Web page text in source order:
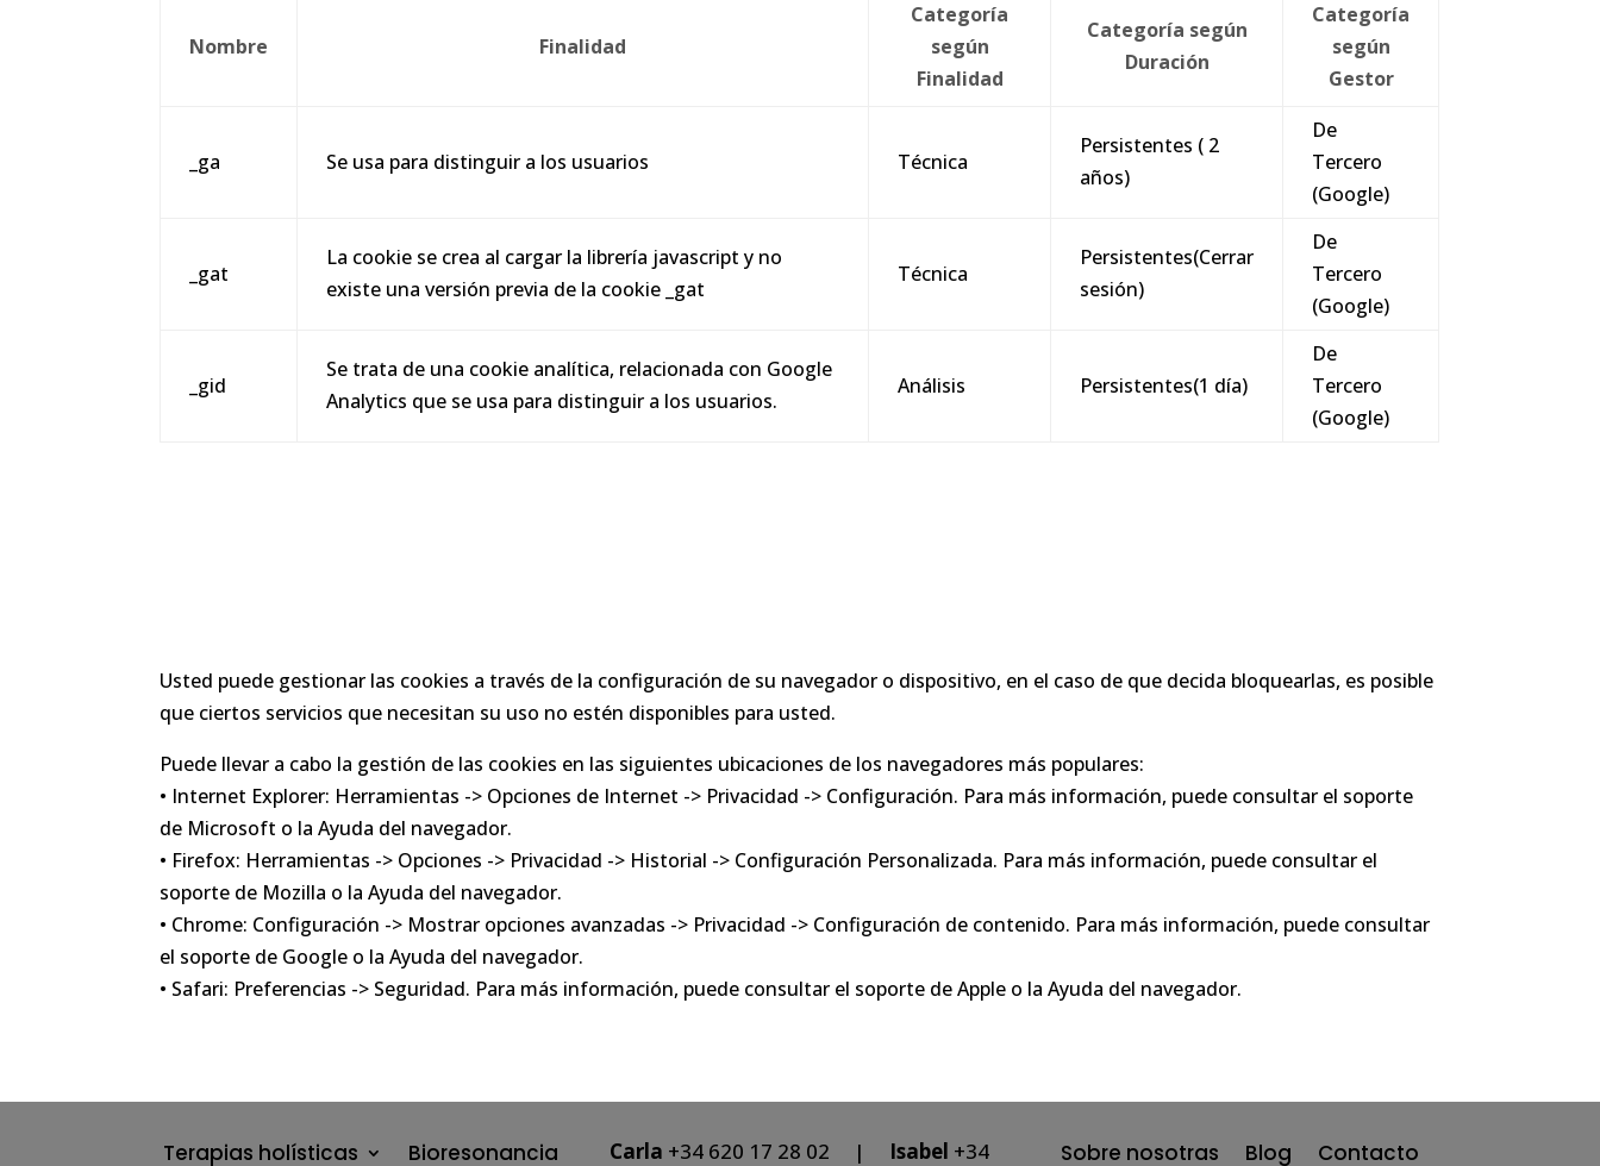
Nombre Finalidad
Categoría
según
Finalidad
Categoría según
Duración
Categoría
según
Gestor
_ga Se usa para distinguir a los usuarios Técnica
Persistentes ( 2
años)
De
Tercero
(Google)
_gat
La cookie se crea al cargar la librería javascript y no
existe una versión previa de la cookie _gat
Técnica
Persistentes(Cerrar
sesión)
De
Tercero
(Google)
_gid
Se trata de una cookie analítica, relacionada con Google
Analytics que se usa para distinguir a los usuarios.
Análisis Persistentes(1 día)
De
Tercero
(Google)
Usted puede gestionar las cookies a través de la configuración de su navegador o dispositivo, en el caso de que decida bloquearlas, es posible
que ciertos servicios que necesitan su uso no estén disponibles para usted.
Puede llevar a cabo la gestión de las cookies en las siguientes ubicaciones de los navegadores más populares:
• Internet Explorer: Herramientas -> Opciones de Internet -> Privacidad -> Configuración. Para más información, puede consultar el soporte
de Microsoft o la Ayuda del navegador.
• Firefox: Herramientas -> Opciones -> Privacidad -> Historial -> Configuración Personalizada. Para más información, puede consultar el
soporte de Mozilla o la Ayuda del navegador.
• Chrome: Configuración -> Mostrar opciones avanzadas -> Privacidad -> Configuración de contenido. Para más información, puede consultar
el soporte de Google o la Ayuda del navegador.
• Safari: Preferencias -> Seguridad. Para más información, puede consultar el soporte de Apple o la Ayuda del navegador.
Terapias holísticas Bioresonancia Carla +34 620 17 28 02 | Isabel +34 Sobre nosotras Blog Contacto